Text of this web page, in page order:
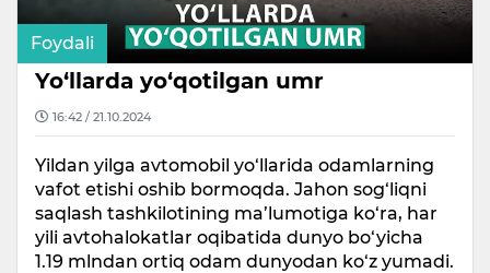
Foydali
Yo‘llarda yo‘qotilgan umr
16:42 / 21.10.2024
Yildan yilga avtomobil yo‘llarida odamlarning
vafot etishi oshib bormoqda. Jahon sog‘liqni
saqlash tashkilotining ma’lumotiga ko‘ra, har
yili avtohalokatlar oqibatida dunyo bo‘yicha
1.19 mlndan ortiq odam dunyodan ko‘z yumadi.